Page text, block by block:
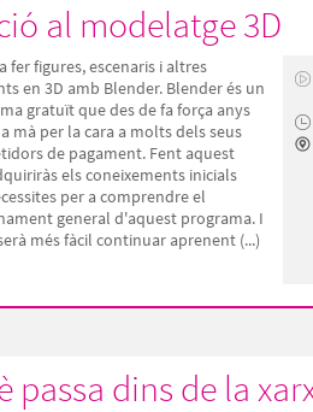
al modelatge 3D
fer figures, escenaris i altres
en 3D amb Blender. Blender és un
gratuït que des de fa força anys
mà per la cara a molts dels seus
de pagament. Fent aquest
els coneixements inicials
per a comprendre el
general d'aquest programa. I
més fàcil continuar aprenent (...)
passa dins de la